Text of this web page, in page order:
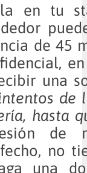
en tu
de 45
una
de
hasta
de
no
una